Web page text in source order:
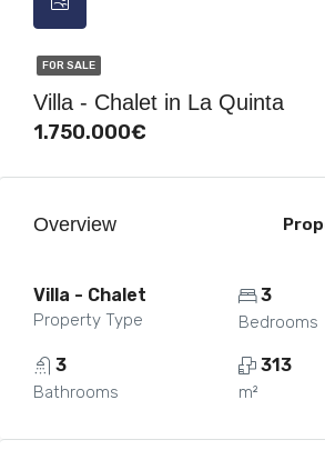
FOR SALE
Villa - Chalet in La Quinta
1.750.000€
Overview
Villa - Chalet
Property Type
3
Bedrooms
3
Bathrooms
313
m²